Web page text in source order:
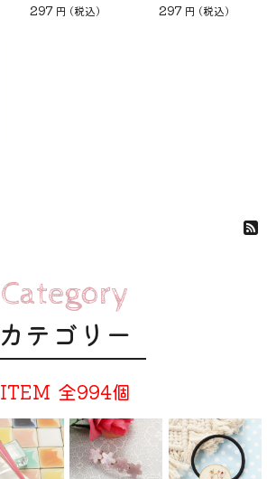
297 円 (税込) 297 円 (税込)
Category
カテゴリー
ITEM 全994個